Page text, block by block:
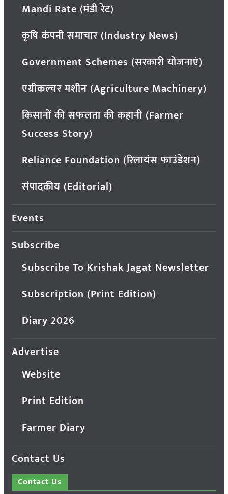
Mandi Rate (मंडी रेट)
कृषि कंपनी समाचार (Industry News)
Government Schemes (सरकारी योजनाएं)
एग्रीकल्चर मशीन (Agriculture Machinery)
किसानों की सफलता की कहानी (Farmer
Success Story)
Reliance Foundation (रिलायंस फाउंडेशन)
संपादकीय (Editorial)
Events
Subscribe
Subscribe To Krishak Jagat Newsletter
Subscription (Print Edition)
Diary 2026
Advertise
Website
Print Edition
Farmer Diary
Contact Us
Contact Us